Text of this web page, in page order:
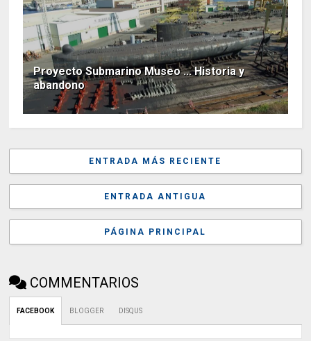
Proyecto Submarino Museo ... Historia y
abandono
ENTRADA MÁS RECIENTE
ENTRADA ANTIGUA
PÁGINA PRINCIPAL
COMMENTARIOS
FACEBOOK BLOGGER DISQUS